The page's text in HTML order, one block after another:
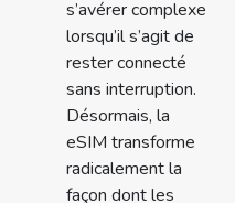
s’avérer complexe
lorsqu’il s’agit de
rester connecté
sans interruption.
Désormais, la
eSIM transforme
radicalement la
façon dont les